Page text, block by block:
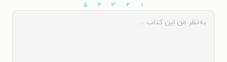
۱ ۲ ۳ ۴ ۵